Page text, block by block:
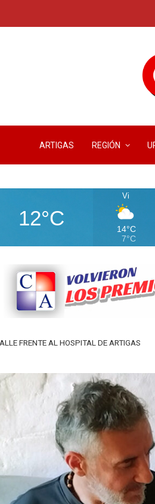
ARTIGAS REGIÓN
12°C
Vi
14°C
7°C
FRENTE AL HOSPITAL DE ARTIGAS